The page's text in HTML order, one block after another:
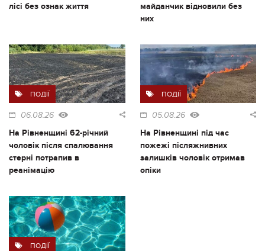
лісі без ознак життя
майданчик відновили без
них
ПОДІЇ
06.08.26
На Рівненщині 62-річний
чоловік після спалювання
стерні потрапив в
реанімацію
ПОДІЇ
05.08.26
На Рівненщині під час
пожежі післяжнивних
залишків чоловік отримав
опіки
ПОДІЇ